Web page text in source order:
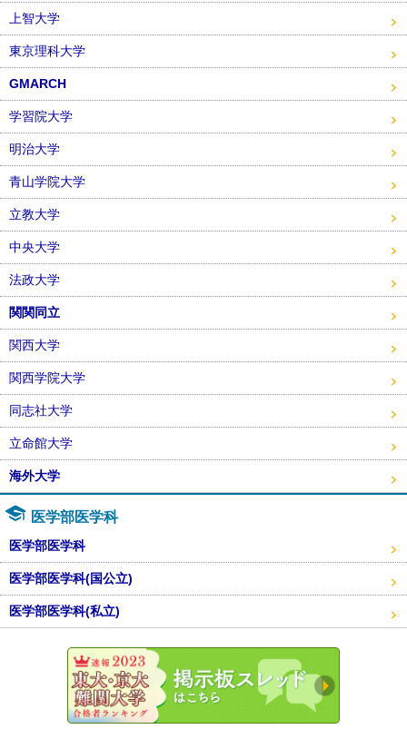
上智大学
東京理科大学
GMARCH
学習院大学
明治大学
青山学院大学
立教大学
中央大学
法政大学
関関同立
関西大学
関西学院大学
同志社大学
立命館大学
海外大学
医学部医学科
医学部医学科
医学部医学科(国公立)
医学部医学科(私立)